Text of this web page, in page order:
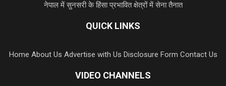
नेपाल में सुनसरी के हिंसा प्रभावित क्षेत्रों में सेना तैनात
QUICK LINKS
Home About Us Advertise with Us Disclosure Form Contact Us
VIDEO CHANNELS